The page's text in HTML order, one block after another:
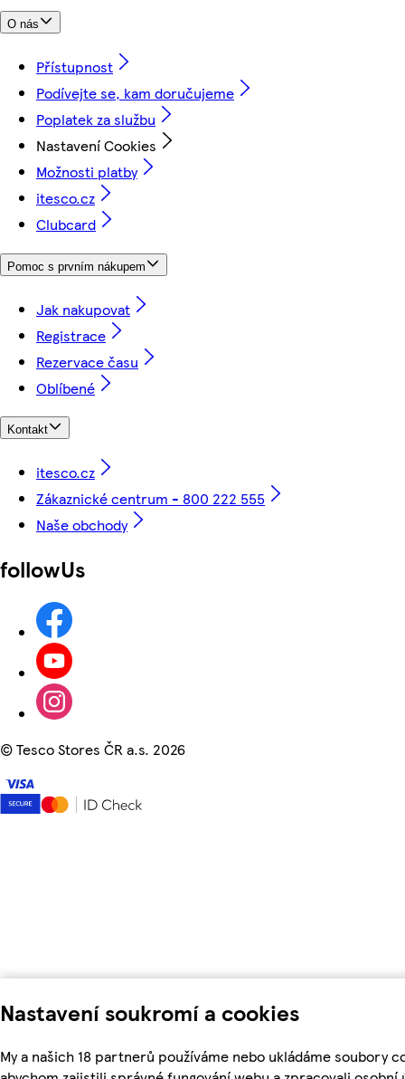
Nastavení soukromí a cookies
My a našich 18 partnerů používáme nebo ukládáme soubory
O nás
Přístupnost
Podívejte se, kam doručujeme
Poplatek za službu
Nastavení Cookies
Možnosti platby
itesco.cz
Clubcard
Pomoc s prvním nákupem
Jak nakupovat
Registrace
Rezervace času
Oblíbené
Kontakt
itesco.cz
Zákaznické centrum - 800 222 555
Naše obchody
followUs
©Tesco Stores ČR a.s. 2026